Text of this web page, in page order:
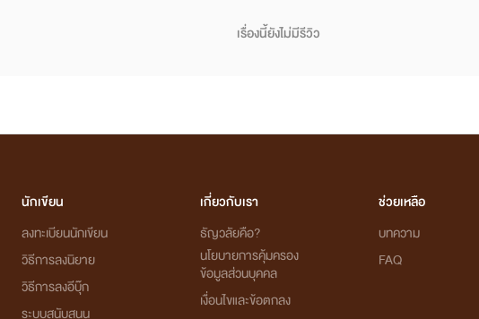
เรื่องนี้ยังไม่มีรีวิว
นักเขียน
ลงทะเบียนนักเขียน
วิธีการลงนิยาย
วิธีการลงอีบุ๊ก
ระบบสนับสนุน
เกี่ยวกับเรา
ธัญวลัยคือ?
นโยบายการคุ้มครอง
ข้อมูลส่วนบุคคล
เงื่อนไขและข้อตกลง
ช่วยเหลือ
บทความ
FAQ